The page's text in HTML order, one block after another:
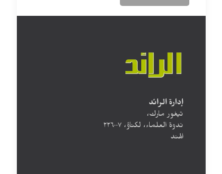
إدارة الرائد
تيغور مارك،
ندوة العلماء، لكناؤ، ۲۲٦۰۰۷
الهند